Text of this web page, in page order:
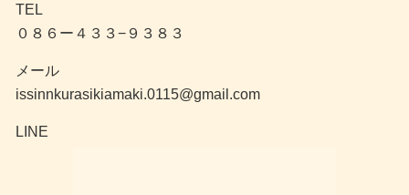
TEL
０８６ー４３３−９３８３
メール
issinnkurasikiamaki.0115@gmail.com
LINE